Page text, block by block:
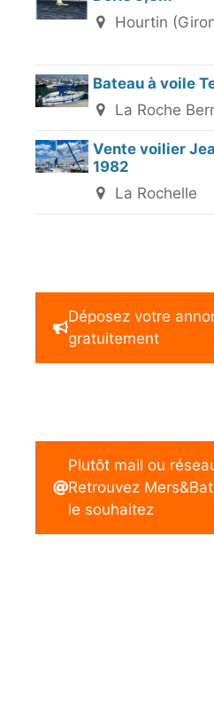
Hourtin
Bateau à voile
La Roche
Vente voilier
1982
La Rochelle
Déposez votre
gratuitement
Plutôt mail ou
Retrouvez
le souhaitez